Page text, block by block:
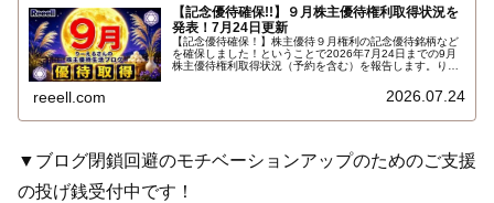
【記念優待確保!!】９月株主優待権利取得状況を
発表！7月24日更新
【記念優待確保！】株主優待９月権利の記念優待銘柄など
を確保しました！ということで2026年7月24日までの9月
株主優待権利取得状況（予約を含む）を報告します。りー
reeell.com 2026.07.24
▼ブログ閉鎖回避のモチベーションアップのためのご支援
の投げ銭受付中です！